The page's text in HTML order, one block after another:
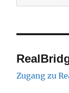
nach:
Zugang zu